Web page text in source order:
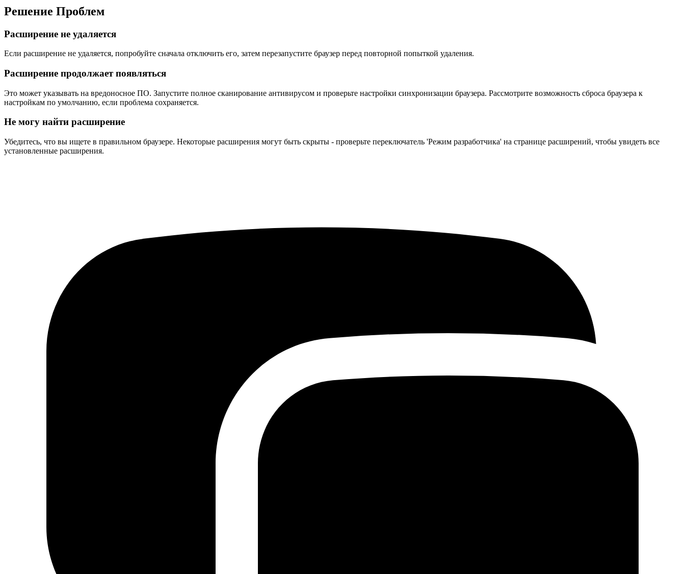
Решение Проблем
Расширение не удаляется
Если расширение не удаляется, попробуйте сначала отключить его, затем перезапустите браузер перед повторной попыткой удаления.
Расширение продолжает появляться
Это может указывать на вредоносное ПО. Запустите полное сканирование антивирусом и проверьте настройки синхронизации браузера. Рассмотрите возможность сброса браузера к
настройкам по умолчанию, если проблема сохраняется.
Не могу найти расширение
Убедитесь, что вы ищете в правильном браузере. Некоторые расширения могут быть скрыты - проверьте переключатель 'Режим разработчика' на странице расширений, чтобы увидеть все
установленные расширения.